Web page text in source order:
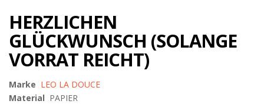
HERZLICHEN
GLÜCKWUNSCH (SOLANGE
VORRAT REICHT)
Marke LEO LA DOUCE
Material PAPIER